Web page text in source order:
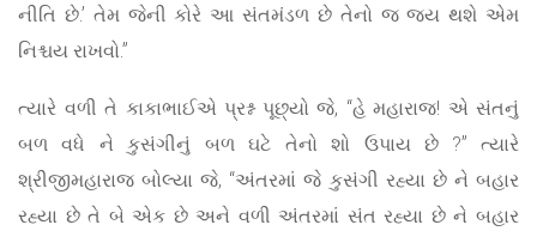
નીતિ છે.’ તેમ જેની કોરે આ સંતમંડળ છે તેનો જ જય થશે એમ
નિશ્ચય રાખવો.”
ત્યારે વળી તે કાકાભાઈએ પ્રશ્ન પૂછ્યો જે, “હે મહારાજ! એ સંતનું
બળ વધે ને કુસંગીનું બળ ઘટે તેનો શો ઉપાય છે ?” ત્યારે
શ્રીજીમહારાજ બોલ્યા જે, “અંતરમાં જે કુસંગી રહ્યા છે ને બહાર
રહ્યા છે તે બે એક છે અને વળી અંતરમાં સંત રહ્યા છે ને બહાર